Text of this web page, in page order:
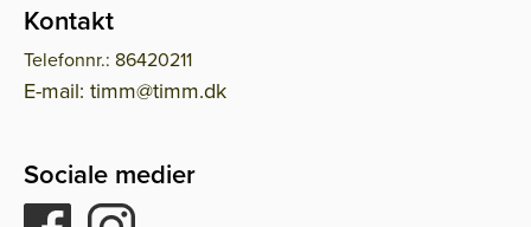
Kontakt
Telefonnr.: 86420211
E-mail: timm@timm.dk
Sociale medier